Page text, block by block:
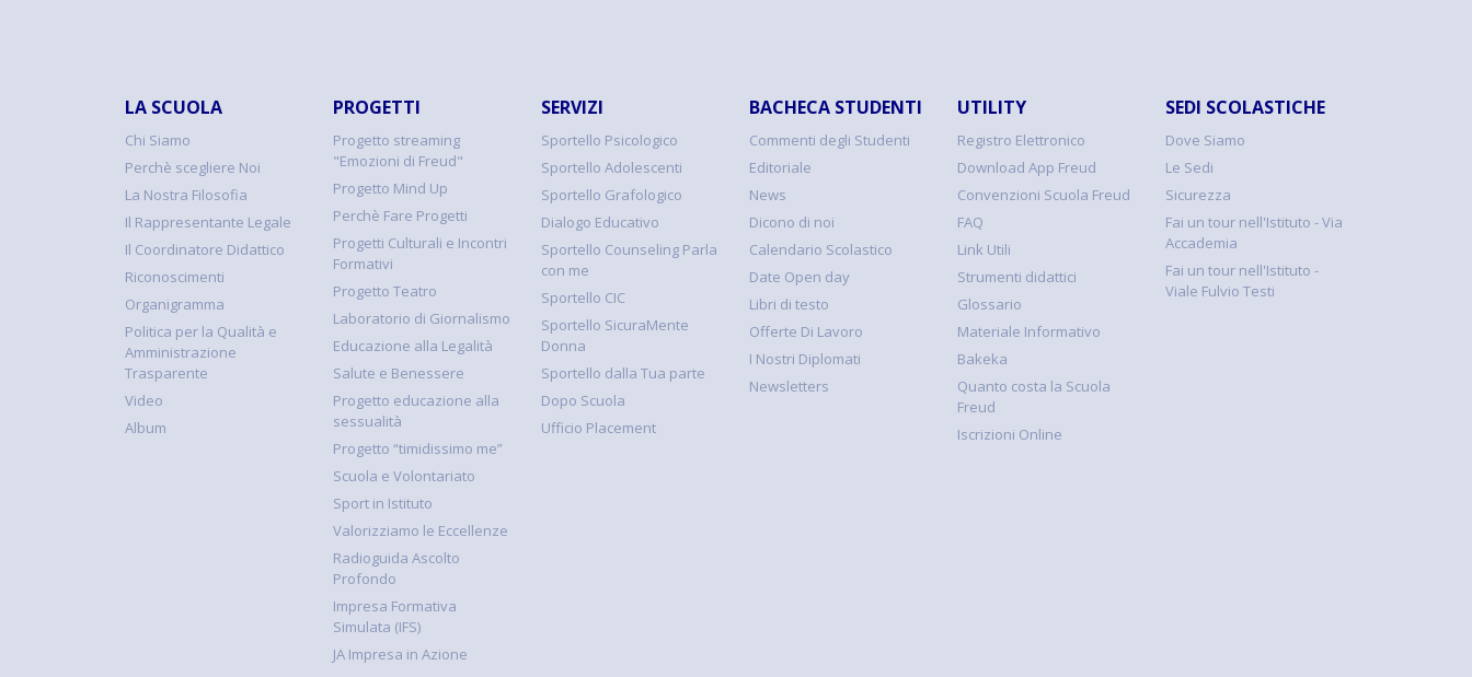
LA SCUOLA
Chi Siamo
Perchè scegliere Noi
La Nostra Filosofia
Il Rappresentante Legale
Il Coordinatore Didattico
Riconoscimenti
Organigramma
Politica per la Qualità e
Amministrazione
Trasparente
Video
Album
PROGETTI
Progetto streaming
"Emozioni di Freud"
Progetto Mind Up
Perchè Fare Progetti
Progetti Culturali e Incontri
Formativi
Progetto Teatro
Laboratorio di Giornalismo
Educazione alla Legalità
Salute e Benessere
Progetto educazione alla
sessualità
Progetto “timidissimo me”
Scuola e Volontariato
Sport in Istituto
Valorizziamo le Eccellenze
Radioguida Ascolto
Profondo
Impresa Formativa
Simulata (IFS)
JA Impresa in Azione
SERVIZI
Sportello Psicologico
Sportello Adolescenti
Sportello Grafologico
Dialogo Educativo
Sportello Counseling Parla
con me
Sportello CIC
Sportello SicuraMente
Donna
Sportello dalla Tua parte
Dopo Scuola
Ufficio Placement
BACHECA STUDENTI
Commenti degli Studenti
Editoriale
News
Dicono di noi
Calendario Scolastico
Date Open day
Libri di testo
Offerte Di Lavoro
I Nostri Diplomati
Newsletters
UTILITY
Registro Elettronico
Download App Freud
Convenzioni Scuola Freud
FAQ
Link Utili
Strumenti didattici
Glossario
Materiale Informativo
Bakeka
Quanto costa la Scuola
Freud
Iscrizioni Online
SEDI SCOLASTICHE
Dove Siamo
Le Sedi
Sicurezza
Fai un tour nell'Istituto - Via
Accademia
Fai un tour nell'Istituto -
Viale Fulvio Testi